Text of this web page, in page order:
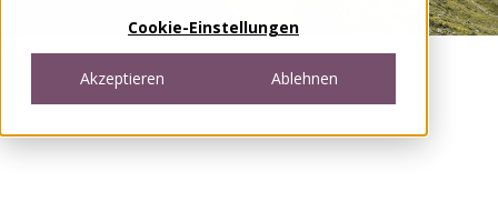
Cookie-Einstellungen
Akzeptieren Ablehnen